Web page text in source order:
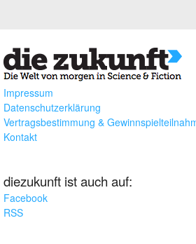
Impressum
Datenschutzerklärung
Vertragsbestimmung &
Kontakt
diezukunft ist auch auf:
Facebook
RSS